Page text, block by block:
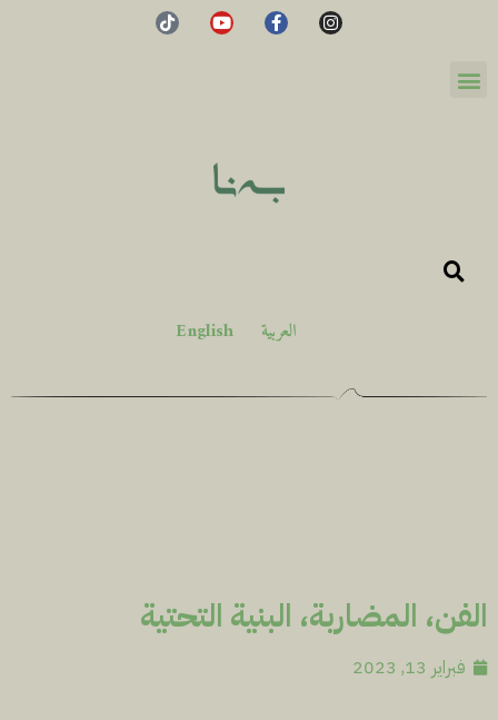
العربية English
الفن، المضاربة، البنية التحتية
فبراير 13, 2023